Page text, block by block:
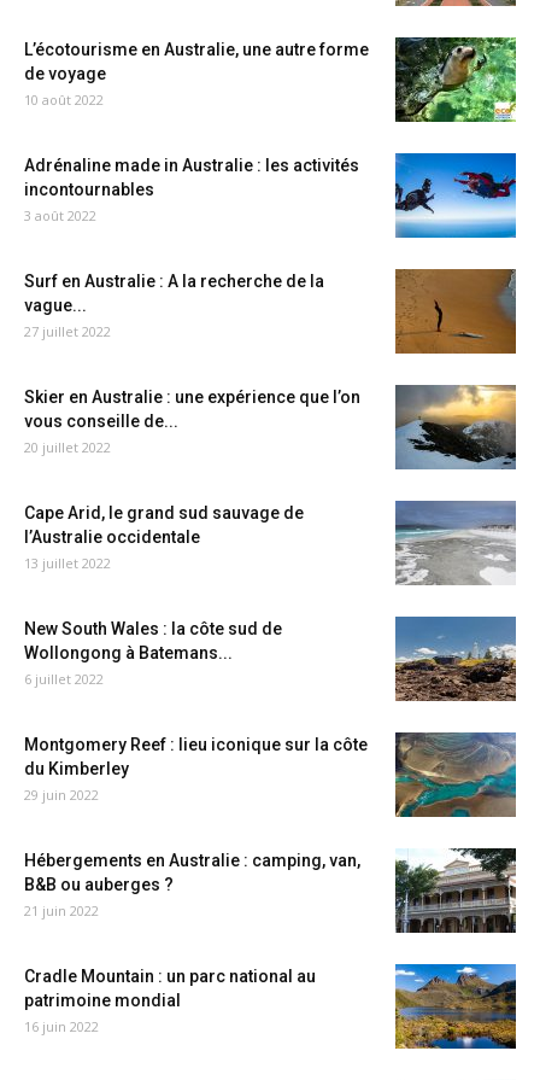
L’écotourisme en Australie, une autre forme
de voyage
10 août 2022
Adrénaline made in Australie : les activités
incontournables
3 août 2022
Surf en Australie : A la recherche de la
vague...
27 juillet 2022
Skier en Australie : une expérience que l’on
vous conseille de...
20 juillet 2022
Cape Arid, le grand sud sauvage de
l’Australie occidentale
13 juillet 2022
New South Wales : la côte sud de
Wollongong à Batemans...
6 juillet 2022
Montgomery Reef : lieu iconique sur la côte
du Kimberley
29 juin 2022
Hébergements en Australie : camping, van,
B&B ou auberges ?
21 juin 2022
Cradle Mountain : un parc national au
patrimoine mondial
16 juin 2022